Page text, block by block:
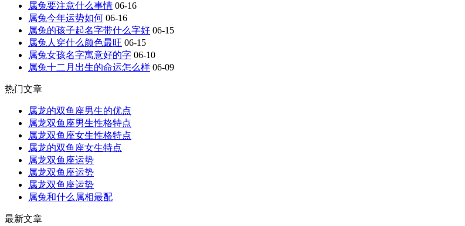
属兔要注意什么事情 06-16
属兔今年运势如何 06-16
属兔的孩子起名字带什么字好 06-15
属兔人穿什么颜色最旺 06-15
属兔女孩名字寓意好的字 06-10
属兔十二月出生的命运怎么样 06-09
热门文章
属龙的双鱼座男生的优点
属龙双鱼座男生性格特点
属龙双鱼座女生性格特点
属龙的双鱼座女生特点
属龙双鱼座运势
属龙双鱼座运势
属龙双鱼座运势
属兔和什么属相最配
最新文章